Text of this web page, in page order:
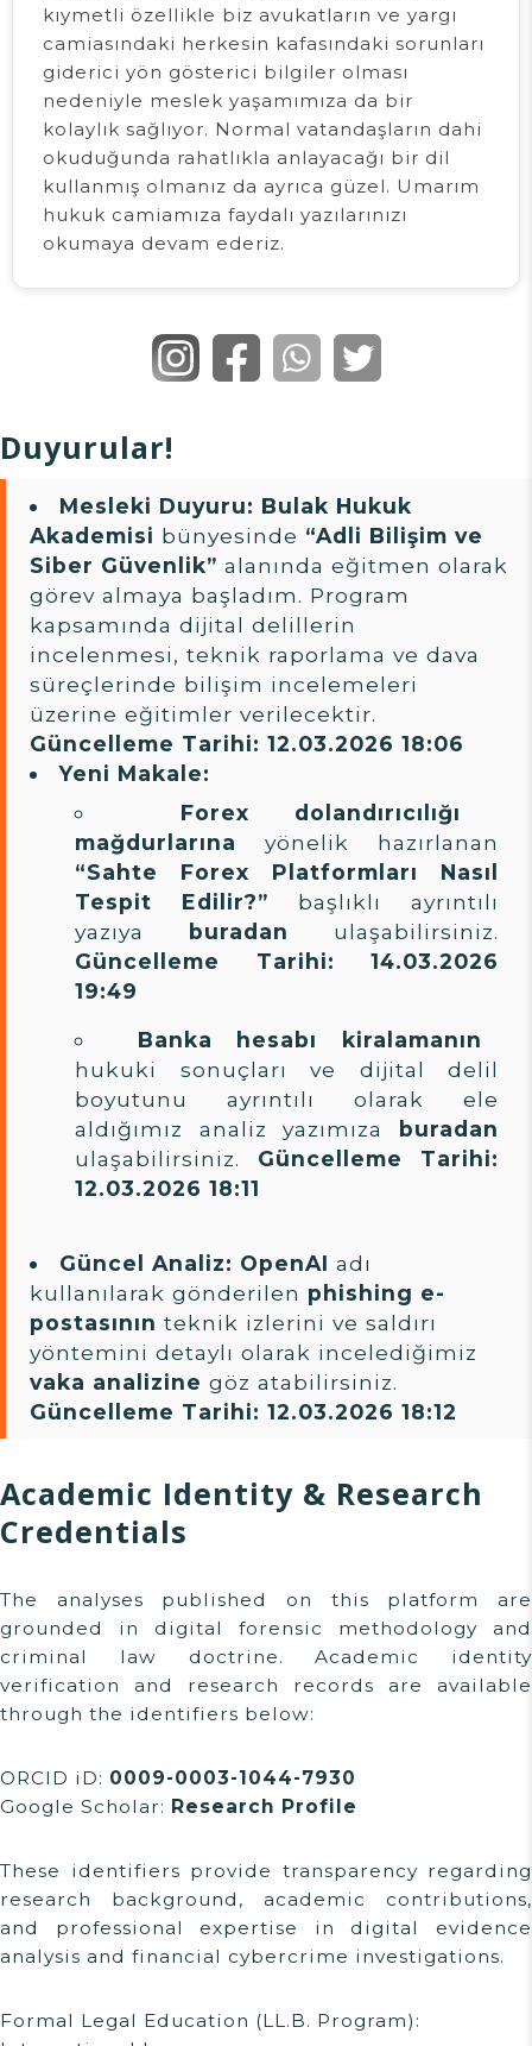
kıymetli özellikle biz avukatların ve yargı
camiasındaki herkesin kafasındaki sorunları
giderici yön gösterici bilgiler olması
nedeniyle meslek yaşamımıza da bir
kolaylık sağlıyor. Normal vatandaşların dahi
okuduğunda rahatlıkla anlayacağı bir dil
kullanmış olmanız da ayrıca güzel. Umarım
hukuk camiamıza faydalı yazılarınızı
okumaya devam ederiz.
Duyurular!
Mesleki Duyuru: Bulak Hukuk
Akademisi bünyesinde “Adli Bilişim ve
Siber Güvenlik” alanında eğitmen olarak
görev almaya başladım. Program
kapsamında dijital delillerin
incelenmesi, teknik raporlama ve dava
süreçlerinde bilişim incelemeleri
üzerine eğitimler verilecektir.
Güncelleme Tarihi: 12.03.2026 18:06
Yeni Makale:
Forex dolandırıcılığı
mağdurlarına yönelik hazırlanan
“Sahte Forex Platformları Nasıl
Tespit Edilir?” başlıklı ayrıntılı
yazıya
buradan ulaşabilirsiniz.
Güncelleme Tarihi: 14.03.2026
19:49
Banka hesabı kiralamanın
hukuki sonuçları ve dijital delil
boyutunu ayrıntılı olarak ele
aldığımız analiz yazımıza
buradan
ulaşabilirsiniz. Güncelleme Tarihi:
12.03.2026 18:11
Güncel Analiz: OpenAI adı
kullanılarak gönderilen phishing e-
postasının teknik izlerini ve saldırı
yöntemini detaylı olarak incelediğimiz
vaka analizine göz atabilirsiniz.
Güncelleme Tarihi: 12.03.2026 18:12
Academic Identity & Research
Credentials
The analyses published on this platform are
grounded in digital forensic methodology and
criminal law doctrine. Academic identity
verification and research records are available
through the identifiers below:
ORCID iD: 0009-0003-1044-7930
Google Scholar: Research Profile
These identifiers provide transparency regarding
research background, academic contributions,
and professional expertise in digital evidence
analysis and financial cybercrime investigations.
Formal Legal Education (LL.B. Program):